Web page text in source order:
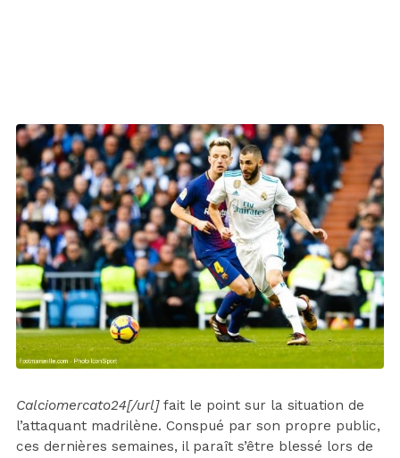
Calciomercato24[/url]fait le point sur la situation de
l’attaquant madrilène. Conspué par son propre public,
ces dernières semaines, il paraît s’être blessé lors de